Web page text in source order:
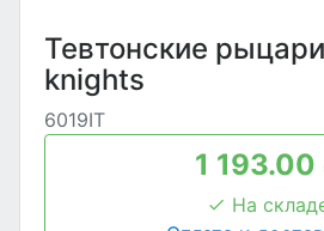
Тевтонские
knights
6019IT
1 193.00
На